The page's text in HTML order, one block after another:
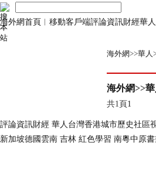
海外網首頁 移動客戶端評論資訊財經華人
海外網>>華人
海外網>>
共1頁 1
評論資訊財經 華人 台灣香港城市歷史社區
新加坡德國 雲南 吉林 紅色學習 南粵中原